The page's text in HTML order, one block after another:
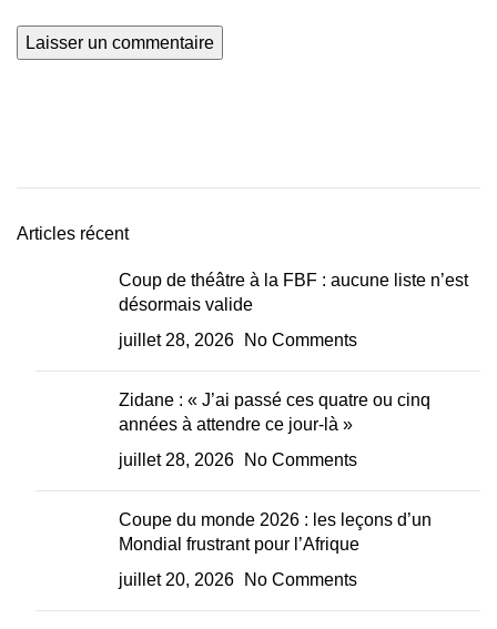
Articles récent
Coup de théâtre à la FBF : aucune liste n’est
désormais valide
juillet 28, 2026
No Comments
Zidane : « J’ai passé ces quatre ou cinq
années à attendre ce jour-là »
juillet 28, 2026
No Comments
Coupe du monde 2026 : les leçons d’un
Mondial frustrant pour l’Afrique
juillet 20, 2026
No Comments